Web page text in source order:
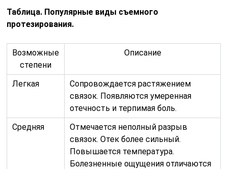
Таблица. Популярные виды съемного
протезирования.
Возможные
степени
Описание
Легкая
Сопровождается растяжением
связок. Появляются умеренная
отечность и терпимая боль.
Средняя
Отмечается неполный разрыв
связок. Отек более сильный.
Повышается температура.
Болезненные ощущения отличаются